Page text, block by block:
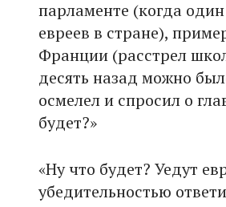
парламенте (когда
евреев в стране),
Франции (расстрел
десять назад можно
осмелел и спросил о
будет?»
«Ну что будет? Уедут
убедительностью